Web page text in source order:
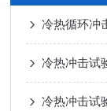
冷热循环冲
冷热冲击试
冷热冲击试